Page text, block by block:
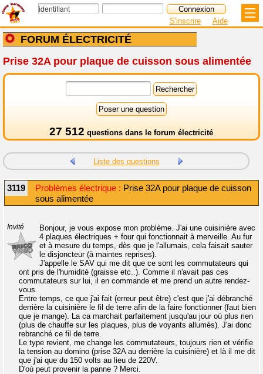
FORUM ÉLECTRICITÉ
S'inscrire Aide
Prise 32A pour plaque de cuisson sous alimentée
27 512 questions dans le forum électricité
Liste des questions
3119 Problèmes électrique : Prise 32A pour plaque de cuisson
sous alimentée
Invité
Bonjour, je vous expose mon problème. J'ai une cuisinière avec
4 plaques électriques + four qui fonctionnait à merveille. Au fur
et à mesure du temps, dès que je l'allumais, cela faisait sauter
le disjoncteur (à maintes reprises).
J'appelle le SAV qui me dit que ce sont les commutateurs qui
ont pris de l'humidité (graisse etc..). Comme il n'avait pas ces
commutateurs sur lui, il en commande et me prend un autre rendez-
vous.
Entre temps, ce que j'ai fait (erreur peut être) c'est que j'ai débranché
derrière la cuisinière le fil de terre afin de la faire fonctionner (faut bien
que je mange). La ca marchait parfaitement jusqu'au jour où plus rien
(plus de chauffe sur les plaques, plus de voyants allumés). J'ai donc
rebranché ce fil de terre.
Le type revient, me change les commutateurs, toujours rien et vérifie
la tension au domino (prise 32A au derrière la cuisinière) et là il me dit
que j'ai que du 150 volts au lieu de 220V.
D'où peut provenir la panne ? Merci.